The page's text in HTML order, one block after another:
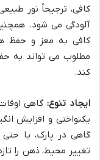
کافی، ترجیحاً نور
آلودگی می شود.
کافی به مغز و حفظ
مطلوب می تواند به
کند.
ایجاد تنوع:گاهی
یکنواختی و افزایش
گاهی در پارک، یا
تغییر محیط، ذهن را